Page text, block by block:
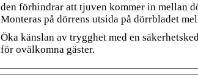
den förhindrar att tjuven kommer in mellan
Monteras på dörrens utsida på dörrbladet
Öka känslan av trygghet med en
för ovälkomna gäster.